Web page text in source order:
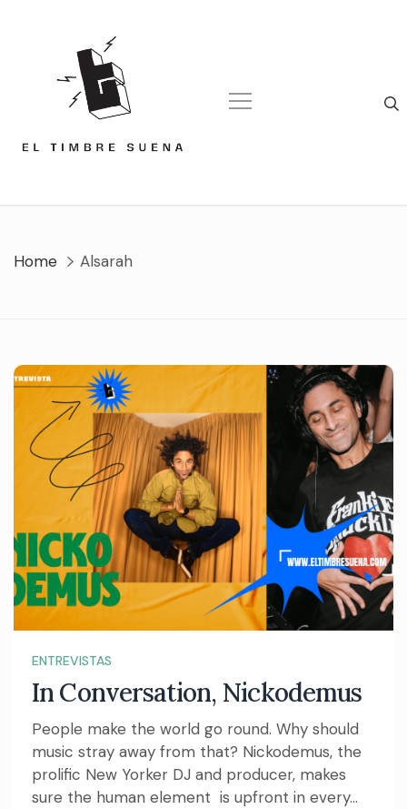
Home Alsarah
ENTREVISTAS
In Conversation, Nickodemus
People make the world go round. Why should
music stray away from that? Nickodemus, the
prolific New Yorker DJ and producer, makes
sure the human element is upfront in every...